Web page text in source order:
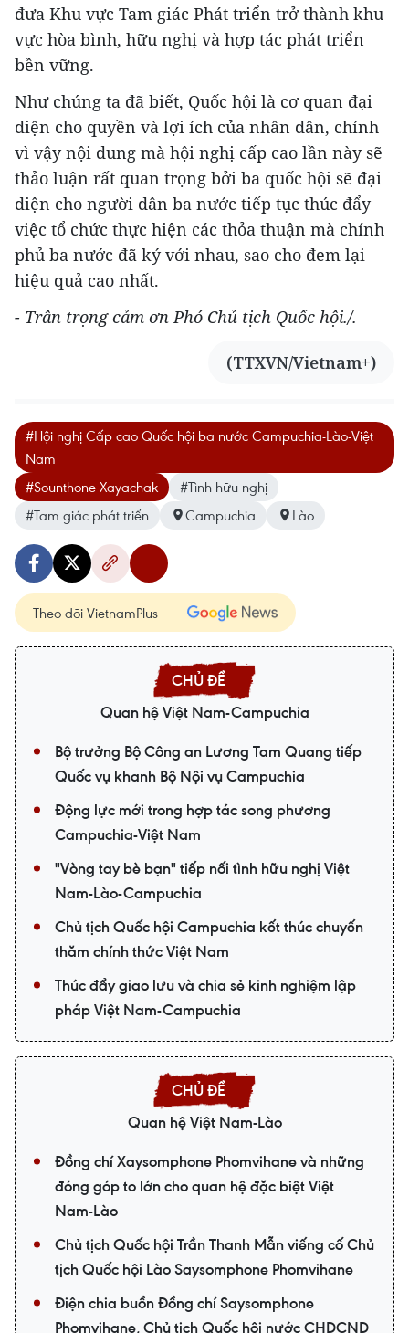
đưa Khu vực Tam giác Phát triển trở thành khu
vực hòa bình, hữu nghị và hợp tác phát triển
bền vững.
Như chúng ta đã biết, Quốc hội là cơ quan đại
diện cho quyền và lợi ích của nhân dân, chính
vì vậy nội dung mà hội nghị cấp cao lần này sẽ
thảo luận rất quan trọng bởi ba quốc hội sẽ đại
diện cho người dân ba nước tiếp tục thúc đẩy
việc tổ chức thực hiện các thỏa thuận mà chính
phủ ba nước đã ký với nhau, sao cho đem lại
hiệu quả cao nhất.
- Trân trọng cảm ơn Phó Chủ tịch Quốc hội./.
(TTXVN/Vietnam+)
#Hội nghị Cấp cao Quốc hội ba nước Campuchia-Lào-Việt
Nam
#Sounthone Xayachak
#Tình hữu nghị
#Tam giác phát triển
Campuchia Lào
Theo dõi VietnamPlus
Quan hệ Việt Nam-Campuchia
Bộ trưởng Bộ Công an Lương Tam Quang tiếp
Quốc vụ khanh Bộ Nội vụ Campuchia
Động lực mới trong hợp tác song phương
Campuchia-Việt Nam
"Vòng tay bè bạn" tiếp nối tình hữu nghị Việt
Nam-Lào-Campuchia
Chủ tịch Quốc hội Campuchia kết thúc chuyến
thăm chính thức Việt Nam
Thúc đẩy giao lưu và chia sẻ kinh nghiệm lập
pháp Việt Nam-Campuchia
Quan hệ Việt Nam-Lào
Đồng chí Xaysomphone Phomvihane và những
đóng góp to lớn cho quan hệ đặc biệt Việt
Nam-Lào
Chủ tịch Quốc hội Trần Thanh Mẫn viếng cố Chủ
tịch Quốc hội Lào Saysomphone Phomvihane
Điện chia buồn Đồng chí Saysomphone
Phomvihane, Chủ tịch Quốc hội nước CHDCND